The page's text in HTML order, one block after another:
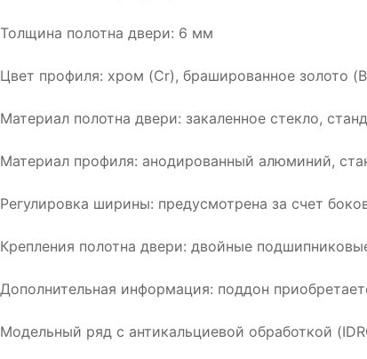
Толщина полотна двери: 6 мм
Цвет профиля: хром (Cr), брашированное золото
Материал полотна двери: закаленное стекло,
Материал профиля: анодированный алюминий,
Регулировка ширины: предусмотрена за счет
Крепления полотна двери: двойные
Дополнительная информация: поддон
Модельный ряд с антикальциевой обработкой